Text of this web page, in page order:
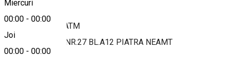
Miercuri
00:00 - 00:00
Joi
00:00 - 00:00
BCR - Republicii ATM
STR.REPUBLICII NR.27 BL.A12 PIATRA NEAMT